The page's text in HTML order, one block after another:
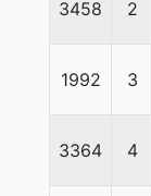
3458 2
1992 3
3364 4